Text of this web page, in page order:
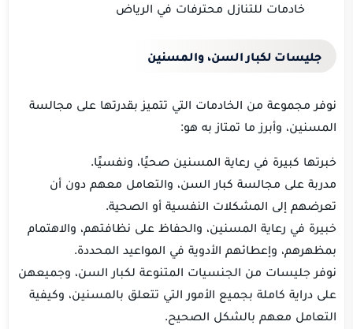
خادمات للتنازل محترفات في الرياض
جليسات لكبار السن، والمسنين
نوفر مجموعة من الخادمات التي تتميز بقدرتها على مجالسة
المسنين، وأبرز ما تمتاز به هو:
خبرتها كبيرة في رعاية المسنين صحيًا، ونفسيًا.
مدربة على مجالسة كبار السن، والتعامل معهم دون أن
تعرضهم إلى المشكلات النفسية أو الصحية.
خبيرة في رعاية المسنين، والحفاظ على نظافتهم، والاهتمام
بمظهرهم، وإعطائهم الأدوية في المواعيد المحددة.
نوفر جليسات من الجنسيات المتنوعة لكبار السن، وجميعهن
على دراية كاملة بجميع الأمور التي تتعلق بالمسنين، وكيفية
التعامل معهم بالشكل الصحيح.